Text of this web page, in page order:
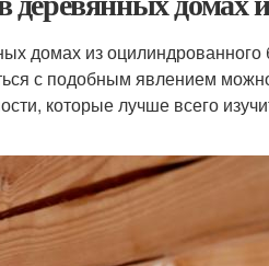
домах из оцилиндрованного
с подобным явлением
которые лучше всего